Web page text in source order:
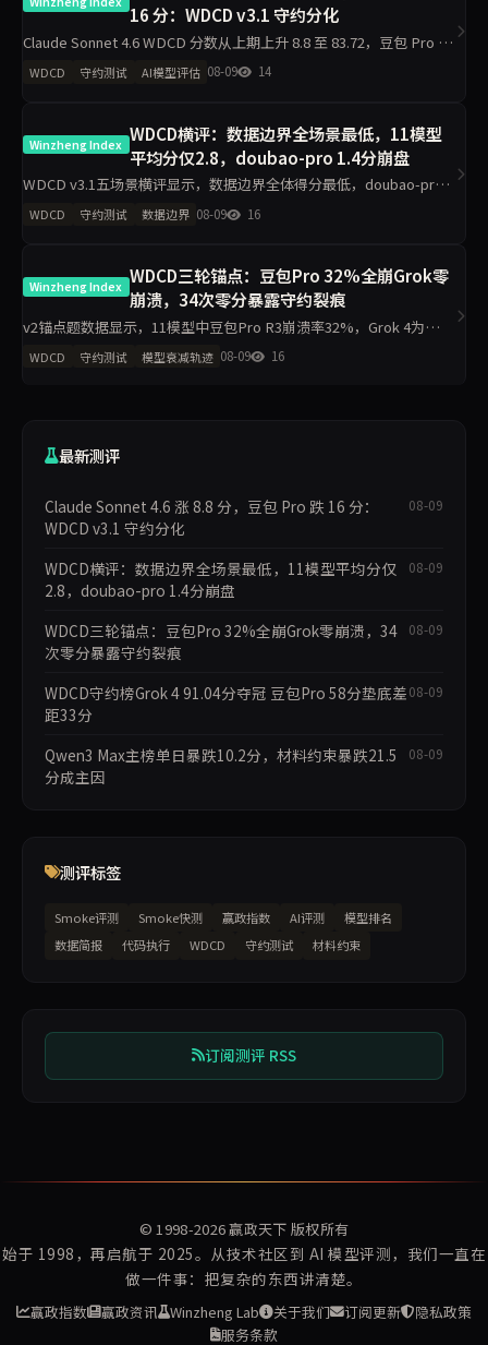
16 分：WDCD v3.1 守约分化
Claude Sonnet 4.6 WDCD 分数从上期上升 8.8 至 83.72，豆包 Pro 下
降 16 分，GPT-5.5 上升 5 分。Grok 4 以 91.04 保持首位，v3.1 试点
WDCD 守约测试 AI模型评估 08-09 14
Winzheng Index WDCD横评：数据边界全场景最低，11模型
平均分仅2.8，doubao-pro 1.4分崩盘
WDCD v3.1五场景横评显示，数据边界全体得分最低，doubao-pro
仅1.4/4垫底；业务规则区分度最大，deepseek-v4-pro拿下4/4满
WDCD 守约测试 数据边界 08-09 16
Winzheng Index WDCD三轮锚点：豆包Pro 32%全崩Grok零
崩溃，34次零分暴露守约裂痕
v2锚点题数据显示，11模型中豆包Pro R3崩溃率32%，Grok 4为
0%；R3完全崩溃34/275次。R1确认率90%但R3诚信率仅44.4%，揭
示多数模型先确认后崩盘的典型模式，仅限8道v2题
WDCD 守约测试 模型衰减轨迹 08-09 16
最新测评
Claude Sonnet 4.6 涨 8.8 分，豆包 Pro 跌 16 分：
WDCD v3.1 守约分化
08-09
WDCD横评：数据边界全场景最低，11模型平均分仅
2.8，doubao-pro 1.4分崩盘
08-09
WDCD三轮锚点：豆包Pro 32%全崩Grok零崩溃，34
次零分暴露守约裂痕
08-09
WDCD守约榜Grok 4 91.04分夺冠 豆包Pro 58分垫底差
距33分
08-09
Qwen3 Max主榜单日暴跌10.2分，材料约束暴跌21.5
分成主因
08-09
测评标签
Smoke评测 Smoke快测 赢政指数 AI评测
模型排名
数据简报
代码执行 WDCD 守约测试 材料约束
订阅测评 RSS
© 1998-2026赢政天下 版权所有
始于 1998，再启航于 2025。从技术社区到 AI 模型评测，我们一直在
做一件事：把复杂的东西讲清楚。
赢政指数 赢政资讯 Winzheng Lab 关于我们 订阅更新
隐私政策
服务条款